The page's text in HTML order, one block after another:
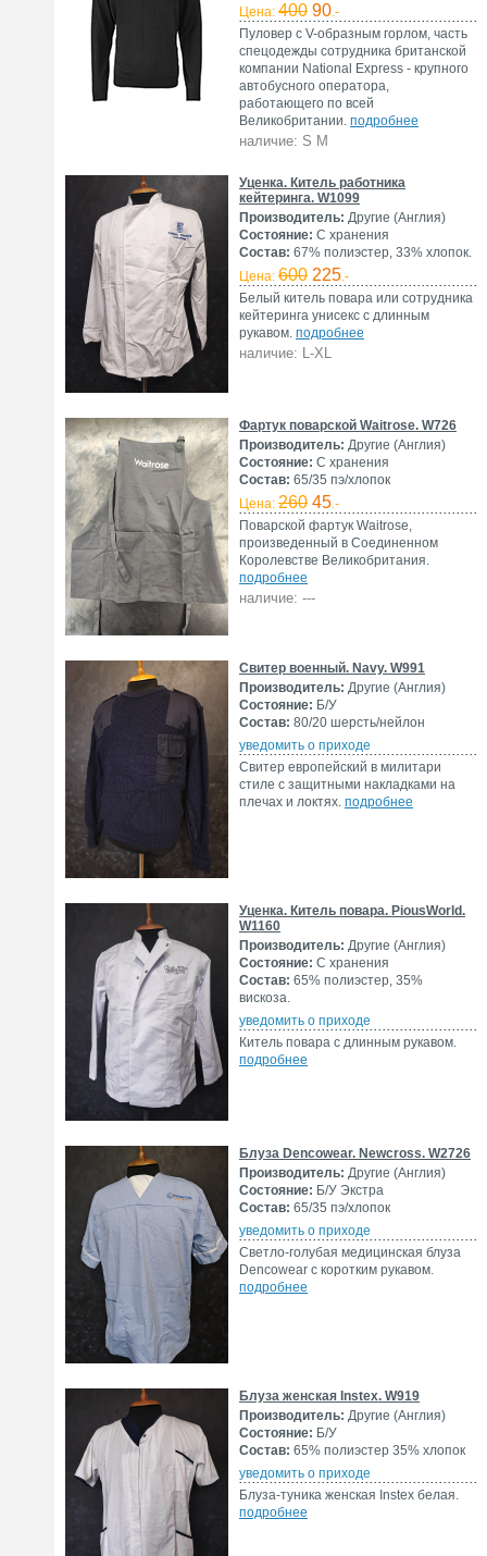
Цена: 400 90.-
Пуловер с V-образным горлом, часть
спецодежды сотрудника британской
компании National Express - крупного
автобусного оператора,
работающего по всей
Великобритании. подробнее
наличие: S M
Уценка. Китель работника
кейтеринга. W1099
Производитель: Другие (Англия)
Состояние: С хранения
Состав: 67% полиэстер, 33% хлопок.
Цена: 600 225.-
Белый китель повара или сотрудника
кейтеринга унисекс с длинным
рукавом. подробнее
наличие: L-XL
Фартук поварской Waitrose. W726
Производитель: Другие (Англия)
Состояние: С хранения
Состав: 65/35 пэ/хлопок
Цена: 260 45.-
Поварской фартук Waitrose,
произведенный в Соединенном
Королевстве Великобритания.
подробнее
наличие: ---
Свитер военный. Navy. W991
Производитель: Другие (Англия)
Состояние: Б/У
Состав: 80/20 шерсть/нейлон
уведомить о приходе
Свитер европейский в милитари
стиле с защитными накладками на
плечах и локтях. подробнее
Уценка. Китель повара. PiousWorld.
W1160
Производитель: Другие (Англия)
Состояние: С хранения
Состав: 65% полиэстер, 35%
вискоза.
уведомить о приходе
Китель повара с длинным рукавом.
подробнее
Блуза Dencowear. Newcross. W2726
Производитель: Другие (Англия)
Состояние: Б/У Экстра
Состав: 65/35 пэ/хлопок
уведомить о приходе
Светло-голубая медицинская блуза
Dencowear с коротким рукавом.
подробнее
Блуза женская Instex. W919
Производитель: Другие (Англия)
Состояние: Б/У
Состав: 65% полиэстер 35% хлопок
уведомить о приходе
Блуза-туника женская Instex белая.
подробнее